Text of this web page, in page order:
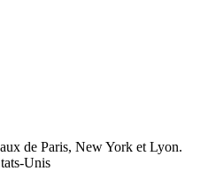
de Paris, New York et Lyon.
Unis